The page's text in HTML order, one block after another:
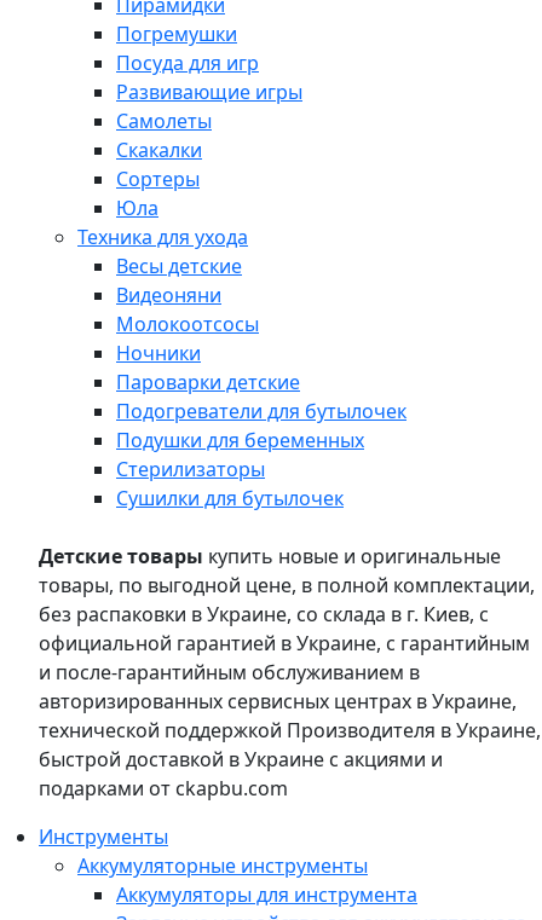
Погремушки
Посуда для игр
Развивающие игры
Самолеты
Скакалки
Сортеры
Юла
Техника для ухода
Весы детские
Видеоняни
Молокоотсосы
Ночники
Пароварки детские
Подогреватели для бутылочек
Подушки для беременных
Стерилизаторы
Сушилки для бутылочек
Детские товары купить новые и оригинальные
товары, по выгодной цене, в полной комплектации,
без распаковки в Украине, со склада в г. Киев, с
официальной гарантией в Украине, с гарантийным
и после-гарантийным обслуживанием в
авторизированных сервисных центрах в Украине,
технической поддержкой Производителя в Украине,
быстрой доставкой в Украине с акциями и
подарками от ckapbu.com
Инструменты
Аккумуляторные инструменты
Аккумуляторы для инструмента